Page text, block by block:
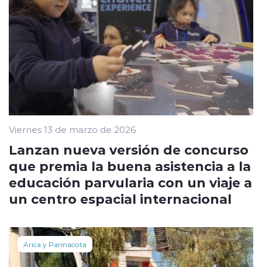
Viernes 13 de marzo de 2026
Lanzan nueva versión de concurso
que premia la buena asistencia a la
educación parvularia con un viaje a
un centro espacial internacional
Arica y Parinacota